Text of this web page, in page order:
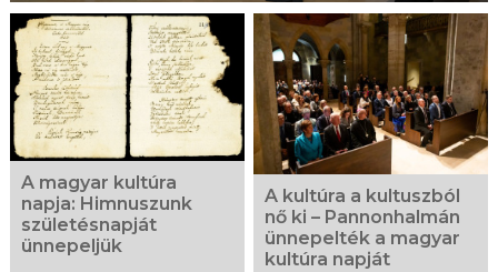
A magyar kultúra
napja: Himnuszunk
születésnapját
ünnepeljük
A kultúra a kultuszból
nő ki – Pannonhalmán
ünnepelték a magyar
kultúra napját